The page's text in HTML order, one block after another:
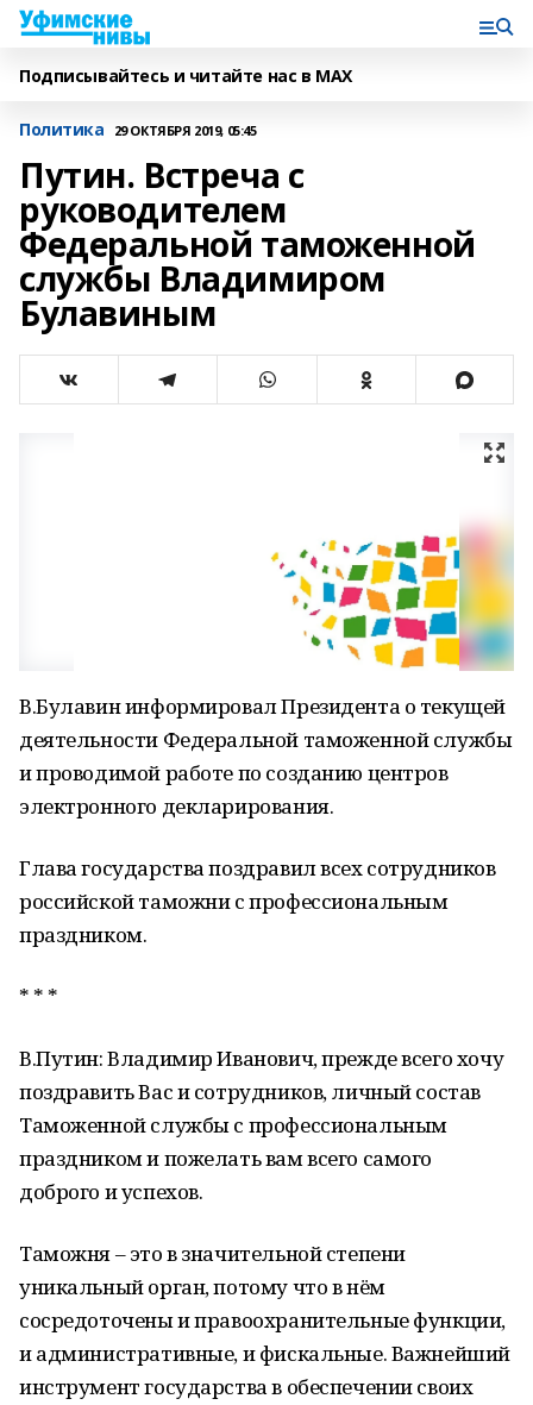
Подписывайтесь и читайте нас в MAX
Политика 29 ОКТЯБРЯ 2019, 05:45
Путин. Встреча с
руководителем
Федеральной таможенной
службы Владимиром
Булавиным
В.Булавин информировал Президента о текущей
деятельности Федеральной таможенной службы
и проводимой работе по созданию центров
электронного декларирования.
Глава государства поздравил всех сотрудников
российской таможни с профессиональным
праздником.
* * *
В.Путин: Владимир Иванович, прежде всего хочу
поздравить Вас и сотрудников, личный состав
Таможенной службы с профессиональным
праздником и пожелать вам всего самого
доброго и успехов.
Таможня – это в значительной степени
уникальный орган, потому что в нём
сосредоточены и правоохранительные функции,
и административные, и фискальные. Важнейший
инструмент государства в обеспечении своих